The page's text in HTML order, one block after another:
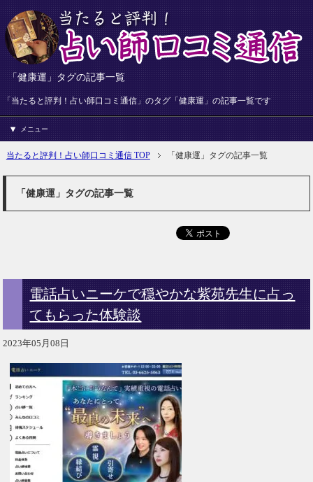
「健康運」タグの記事一覧
「当たると評判！占い師口コミ通信」のタグ「健康運」の記事一覧です
メニュー
当たると評判！占い師口コミ通信 TOP 「健康運」タグの記事一覧
「健康運」タグの記事一覧
電話占いニーケで穏やかな紫苑先生に占っ
てもらった体験談
2023年05月08日